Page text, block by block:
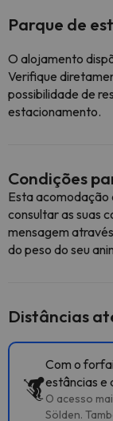
Parque de
O alojamento
Verifique
possibilidade de
estacionamento.
Condições
Esta acomodação
consultar as suas
mensagem
do peso do seu
Distâncias
Com o
estâncias e
O acesso
Sölden.